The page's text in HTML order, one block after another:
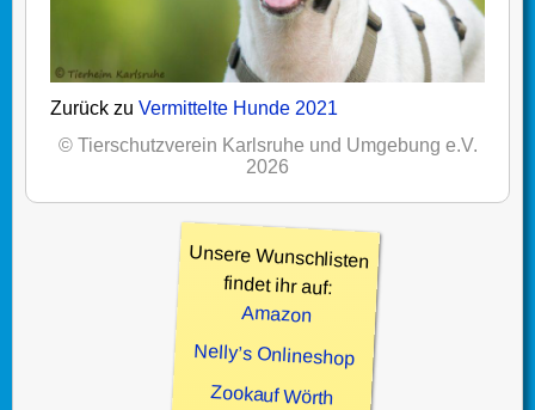
Zurück zu Vermittelte Hunde 2021
© Tierschutzverein Karlsruhe und Umgebung e.V.
2026
Unsere Wunschlisten
findet ihr auf:
Amazon
Nelly’s Onlineshop
Zookauf Wörth